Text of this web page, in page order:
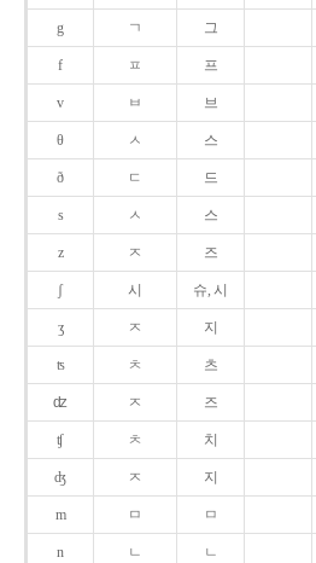
g ㄱ 그
f ㅍ 프
v ㅂ 브
θ ㅅ 스
ð ㄷ 드
s ㅅ 스
z ㅈ 즈
ʃ 시 슈, 시
ʒ ㅈ 지
ʦ ㅊ 츠
ʣ ㅈ 즈
ʧ ㅊ 치
ʤ ㅈ 지
m ㅁ ㅁ
n ㄴ ㄴ